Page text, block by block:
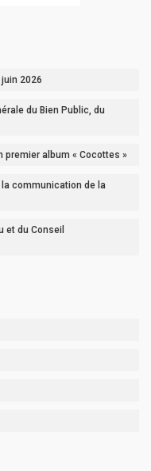
2026
du Bien Public, du
premier album « Cocottes »
la communication de la
et du Conseil